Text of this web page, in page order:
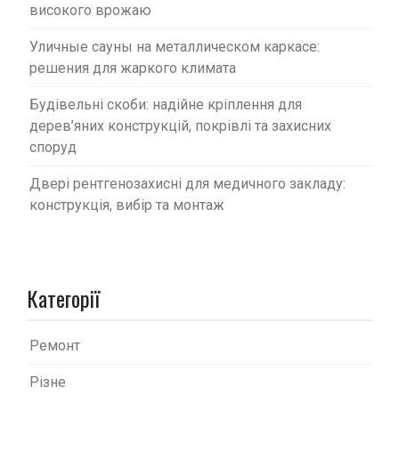
високого врожаю
Уличные сауны на металлическом каркасе:
решения для жаркого климата
Будівельні скоби: надійне кріплення для
дерев’яних конструкцій, покрівлі та захисних
споруд
Двері рентгенозахисні для медичного закладу:
конструкція, вибір та монтаж
Категорії
Ремонт
Різне